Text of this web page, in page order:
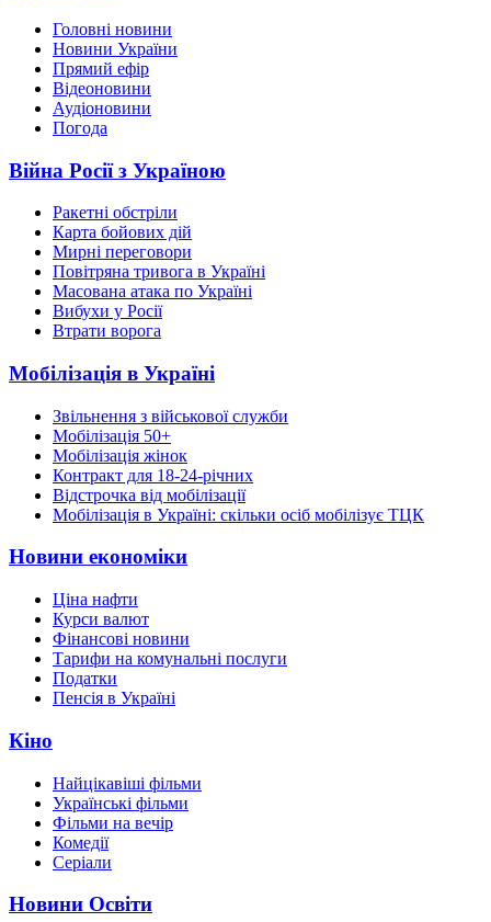
Головні новини
Новини України
Прямий ефір
Відеоновини
Аудіоновини
Погода
Війна Росії з Україною
Ракетні обстріли
Карта бойових дій
Мирні переговори
Повітряна тривога в Україні
Масована атака по Україні
Вибухи у Росії
Втрати ворога
Мобілізація в Україні
Звільнення з військової служби
Мобілізація 50+
Мобілізація жінок
Контракт для 18-24-річних
Відстрочка від мобілізації
Мобілізація в Україні: скільки осіб мобілізує ТЦК
Новини економіки
Ціна нафти
Курси валют
Фінансові новини
Тарифи на комунальні послуги
Податки
Пенсія в Україні
Кіно
Найцікавіші фільми
Українські фільми
Фільми на вечір
Комедії
Серіали
Новини Освіти